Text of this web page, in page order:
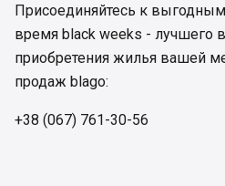
Присоединяйтесь к
время black weeks - лучшего
приобретения жилья вашей
продаж blago:
+38 (067) 761-30-56